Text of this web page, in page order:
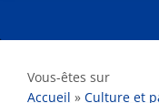
Vous-êtes sur
Accueil » Culture et